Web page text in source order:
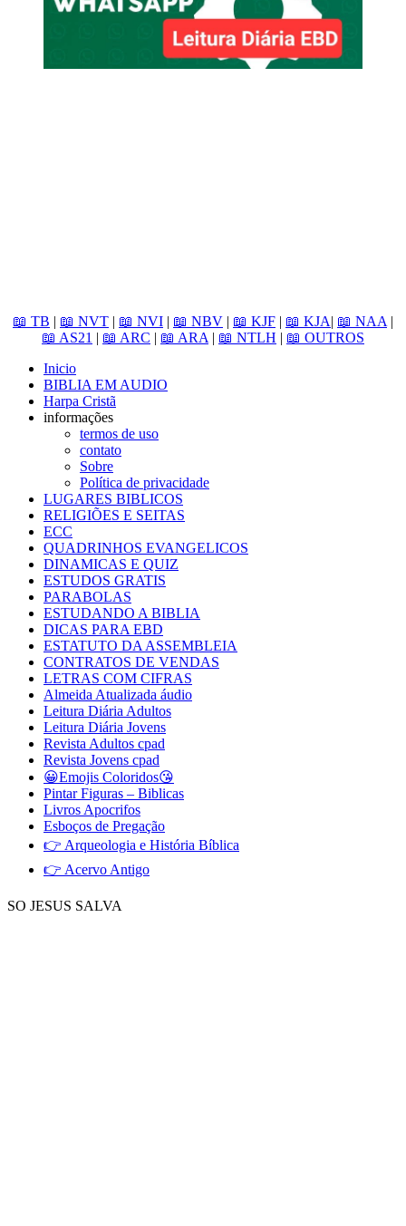
📖 TB | 📖 NVT | 📖 NVI | 📖 NBV | 📖 KJF | 📖 KJA| 📖 NAA |
📖 AS21 | 📖 ARC | 📖 ARA | 📖 NTLH | 📖 OUTROS
Inicio
BIBLIA EM AUDIO
Harpa Cristã
informações
termos de uso
contato
Sobre
Política de privacidade
LUGARES BIBLICOS
RELIGIÕES E SEITAS
ECC
QUADRINHOS EVANGELICOS
DINAMICAS E QUIZ
ESTUDOS GRATIS
PARABOLAS
ESTUDANDO A BIBLIA
DICAS PARA EBD
ESTATUTO DA ASSEMBLEIA
CONTRATOS DE VENDAS
LETRAS COM CIFRAS
Almeida Atualizada áudio
Leitura Diária Adultos
Leitura Diária Jovens
Revista Adultos cpad
Revista Jovens cpad
😀Emojis Coloridos😘
Pintar Figuras – Biblicas
Livros Apocrifos
Esboços de Pregação
👉 Arqueologia e História Bíblica
👉 Acervo Antigo
SO JESUS SALVA